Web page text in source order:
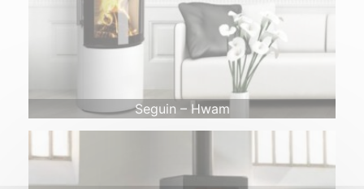
Seguin – Hwam